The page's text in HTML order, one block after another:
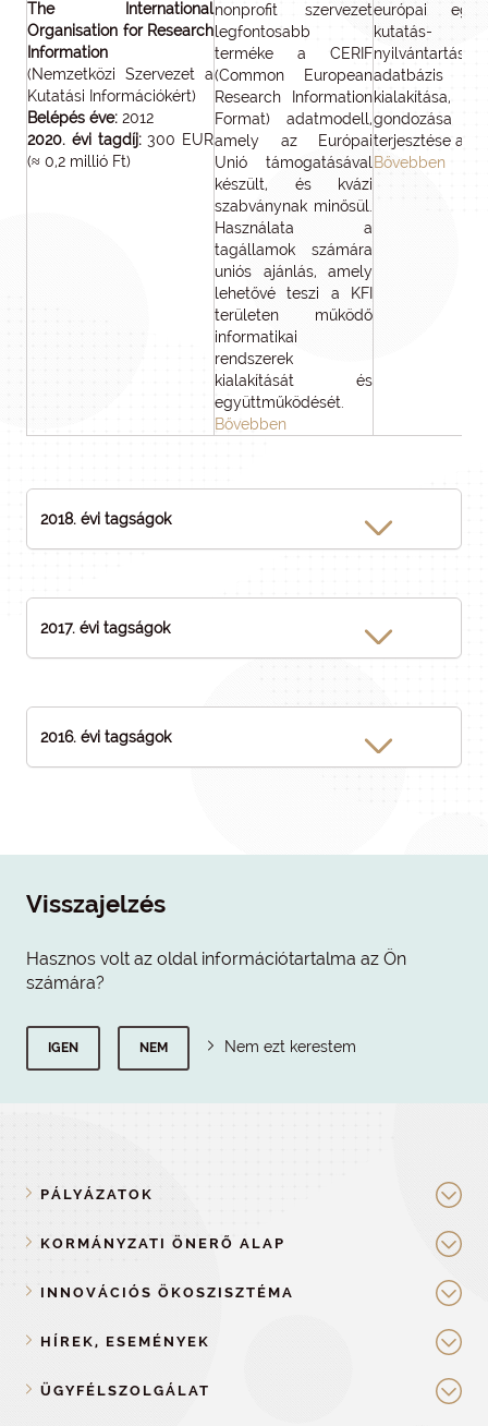
The International
Organisation for Research
Information
(Nemzetközi Szervezet a
Kutatási Információkért)
Belépés éve: 2012
2020. évi tagdíj:300 EUR
(≈ 0,2 millió Ft)
nonprofit szervezet
legfontosabb
terméke a CERIF
(Common European
Research Information
Format) adatmodell,
amely az Európai
Unió támogatásával
készült, és kvázi
szabványnak minősül.
Használata a
tagállamok számára
uniós ajánlás, amely
lehetővé teszi a KFI
területen működő
informatikai
rendszerek
kialakítását és
együttműködését.
Bővebben
európai
kutatás-
nyilvántartási
adatbázis
kialakítása,
terjesztése a
Bővebben
2018. évi tagságok
2017. évi tagságok
2016. évi tagságok
Visszajelzés
Hasznos volt az oldal információtartalma az Ön
számára?
IGEN NEM Nem ezt kerestem
PÁLYÁZATOK
KORMÁNYZATI ÖNERŐ ALAP
INNOVÁCIÓS ÖKOSZISZTÉMA
HÍREK, ESEMÉNYEK
ÜGYFÉLSZOLGÁLAT